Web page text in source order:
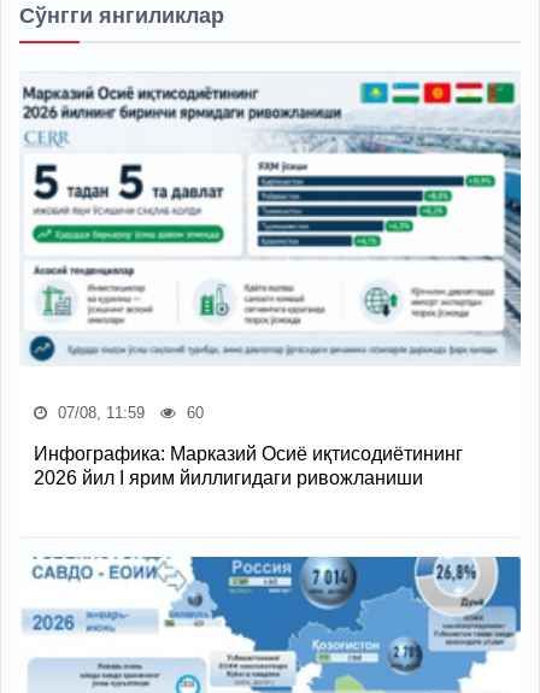
Сўнгги янгиликлар
07/08, 11:59 60
Инфографика: Марказий Осиё иқтисодиётининг
2026 йил I ярим йиллигидаги ривожланиши